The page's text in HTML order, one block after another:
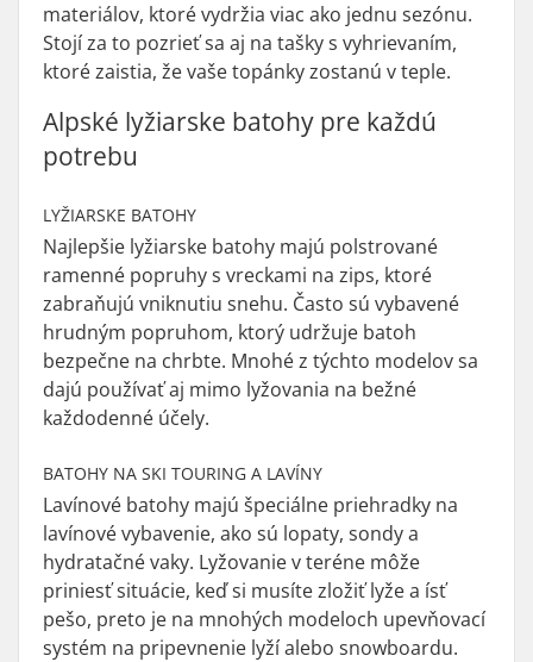
materiálov, ktoré vydržia viac ako jednu sezónu.
Stojí za to pozrieť sa aj na tašky s vyhrievaním,
ktoré zaistia, že vaše topánky zostanú v teple.
Alpské lyžiarske batohy pre každú
potrebu
LYŽIARSKE BATOHY
Najlepšie lyžiarske batohy majú polstrované
ramenné popruhy s vreckami na zips, ktoré
zabraňujú vniknutiu snehu. Často sú vybavené
hrudným popruhom, ktorý udržuje batoh
bezpečne na chrbte. Mnohé z týchto modelov sa
dajú používať aj mimo lyžovania na bežné
každodenné účely.
BATOHY NA SKI TOURING A LAVÍNY
Lavínové batohy majú špeciálne priehradky na
lavínové vybavenie, ako sú lopaty, sondy a
hydratačné vaky. Lyžovanie v teréne môže
priniesť situácie, keď si musíte zložiť lyže a ísť
pešo, preto je na mnohých modeloch upevňovací
systém na pripevnenie lyží alebo snowboardu.